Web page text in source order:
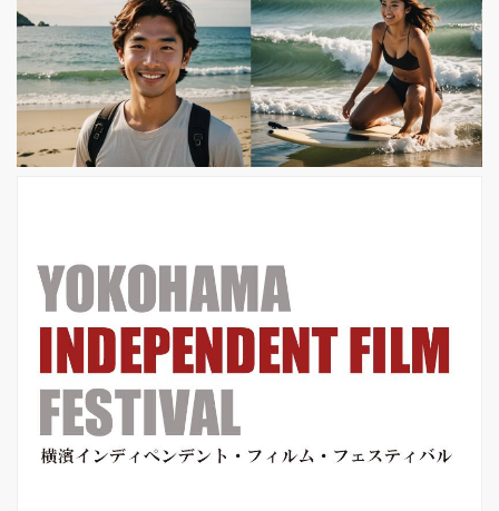
い。恐れるのは、愛する人の涙だけ。
2013年、アメリカのアリゾナ州で巨大
山火事が発生。荒れ狂う炎に立ち向か
ったのは、精鋭部隊・ホットショット
の20人の男たち。大切な仲間・愛する